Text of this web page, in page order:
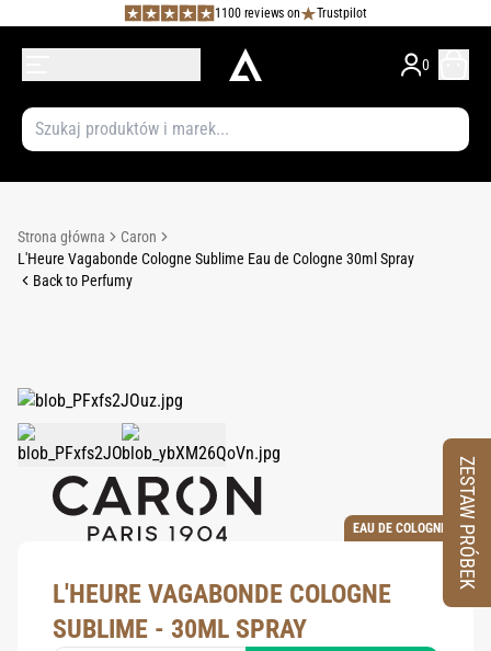
1100 reviews on Trustpilot
0
Strona główna
Caron
L'Heure Vagabonde Cologne Sublime Eau de Cologne 30ml Spray
Back to Perfumy
EAU DE COLOGNE
L'HEURE VAGABONDE COLOGNE
SUBLIME - 30ML SPRAY
ZESTAW PRÓBEK